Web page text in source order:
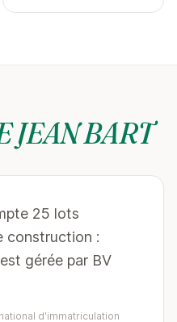
JEAN BART
25 lots
construction :
est gérée par BV
d'immatriculation